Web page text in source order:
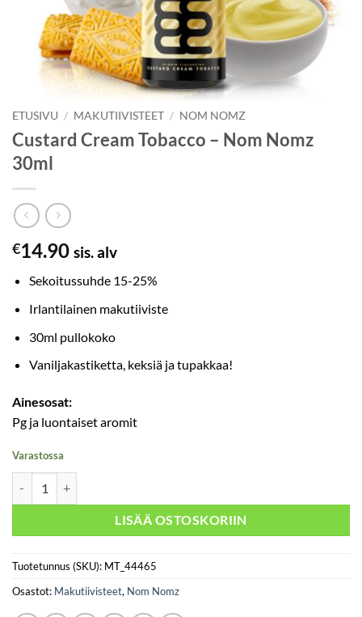
ETUSIVU / MAKUTIIVISTEET / NOM NOMZ
Custard Cream Tobacco – Nom Nomz
30ml
€14.90 sis. alv
Sekoitussuhde 15-25%
Irlantilainen makutiiviste
30ml pullokoko
Vaniljakastiketta, keksiä ja tupakkaa!
Ainesosat:
Pg ja luontaiset aromit
Varastossa
LISÄÄ OSTOSKORIIN
Tuotetunnus (SKU): MT_44465
Osastot: Makutiivisteet, Nom Nomz